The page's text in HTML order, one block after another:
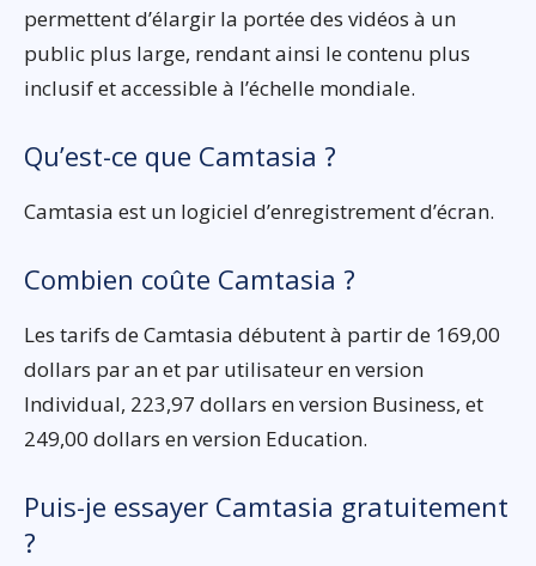
permettent d’élargir la portée des vidéos à un
public plus large, rendant ainsi le contenu plus
inclusif et accessible à l’échelle mondiale.
Qu’est-ce que Camtasia ?
Camtasia est un logiciel d’enregistrement d’écran.
Combien coûte Camtasia ?
Les tarifs de Camtasia débutent à partir de 169,00
dollars par an et par utilisateur en version
Individual, 223,97 dollars en version Business, et
249,00 dollars en version Education.
Puis-je essayer Camtasia gratuitement
?